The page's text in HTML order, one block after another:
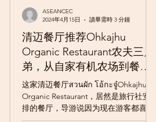
清迈餐厅推荐Ohkajhu
Organic Restaurant农夫三兄
弟，从自家有机农场到餐
桌，红到曼谷开分店(菜单)
这家清迈餐厅สวนผัก โอ้กะจู๋Ohkajhu
Organic Restaurant，居然是旅行社安
排的餐厅，导游说因为现在游客都喜欢
当地人会去吃，然后网美网红喜欢的餐
ASEANCEC
2024年4月15日
讀畢需時 3 分鐘